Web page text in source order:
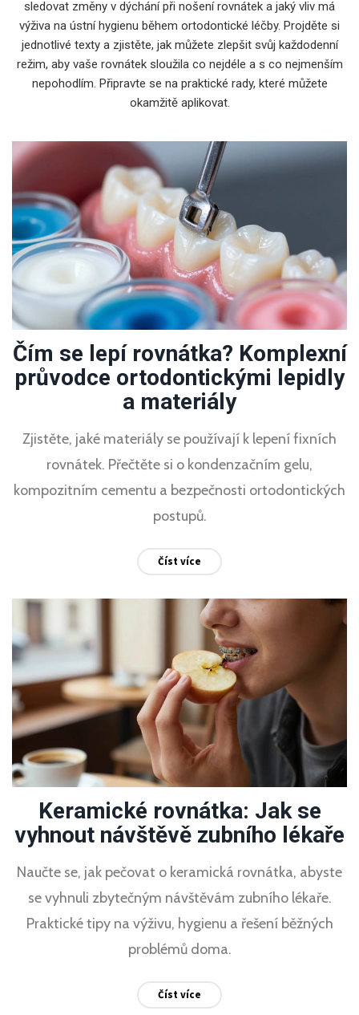
sledovat změny v dýchání při nošení rovnátek a jaký vliv má
výživa na ústní hygienu během ortodontické léčby. Projděte si
jednotlivé texty a zjistěte, jak můžete zlepšit svůj každodenní
režim, aby vaše rovnátek sloužila co nejdéle a s co nejmenším
nepohodlím. Připravte se na praktické rady, které můžete
okamžitě aplikovat.
Čím se lepí rovnátka? Komplexní
průvodce ortodontickými lepidly
a materiály
Zjistěte, jaké materiály se používají k lepení fixních
rovnátek. Přečtěte si o kondenzačním gelu,
kompozitním cementu a bezpečnosti ortodontických
postupů.
Číst více
Keramické rovnátka: Jak se
vyhnout návštěvě zubního lékaře
Naučte se, jak pečovat o keramická rovnátka, abyste
se vyhnuli zbytečným návštěvám zubního lékaře.
Praktické tipy na výživu, hygienu a řešení běžných
problémů doma.
Číst více